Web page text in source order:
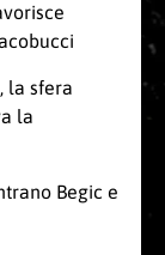
la sfera
la
Begic e